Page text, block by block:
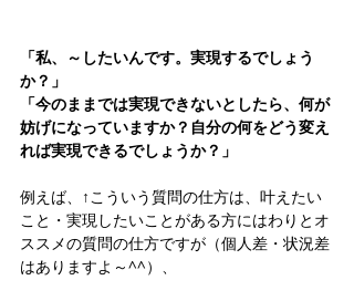
「私、～したいんです。実現するでしょう
か？」
「今のままでは実現できないとしたら、何が
妨げになっていますか？自分の何をどう変え
れば実現できるでしょうか？」
例えば、↑こういう質問の仕方は、叶えたい
こと・実現したいことがある方にはわりとオ
ススメの質問の仕方ですが（個人差・状況差
はありますよ～^^）、